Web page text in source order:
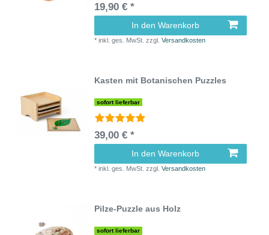
19,90 € *
In den Warenkorb
*inkl. ges. MwSt. zzgl.Versandkosten
Kasten mit Botanischen Puzzles
sofort lieferbar
39,00 € *
In den Warenkorb
*inkl. ges. MwSt. zzgl.Versandkosten
Pilze-Puzzle aus Holz
sofort lieferbar